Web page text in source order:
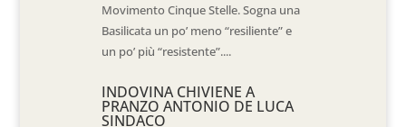
Movimento Cinque Stelle. Sogna una
Basilicata un po’ meno “resiliente” e
un po’ più “resistente”....
INDOVINA CHIVIENE A
PRANZO ANTONIO DE LUCA
SINDACO